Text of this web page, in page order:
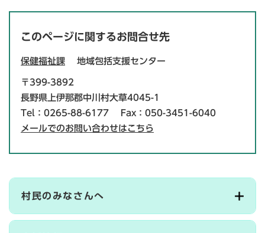
このページに関するお問合せ先
保健福祉課 地域包括支援センター
〒399-3892
長野県上伊那郡中川村大草4045-1
Tel：0265-88-6177
Fax：050-3451-6040
メールでのお問い合わせはこちら
村民のみなさんへ